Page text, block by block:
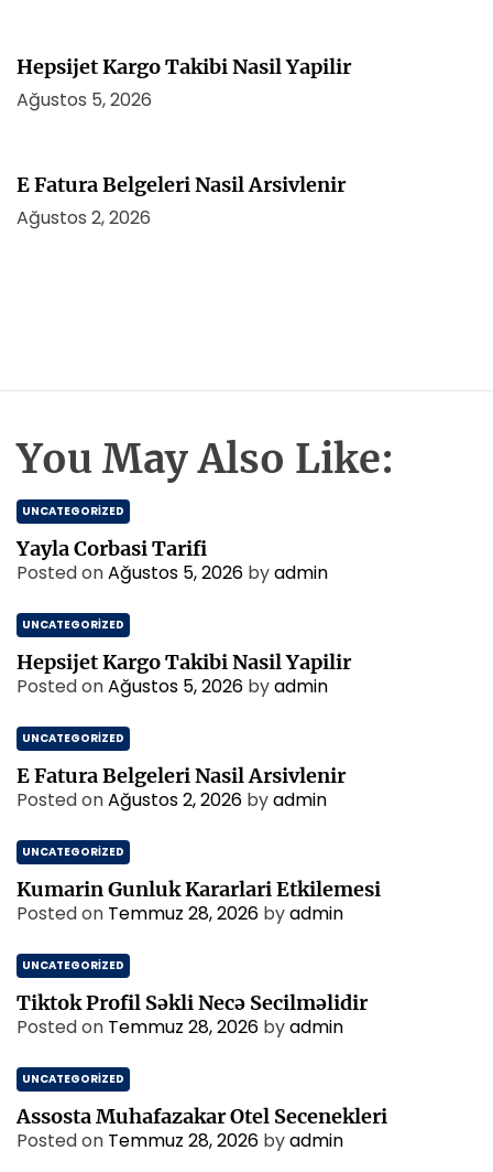
Hepsijet Kargo Takibi Nasil Yapilir
Ağustos 5, 2026
E Fatura Belgeleri Nasil Arsivlenir
Ağustos 2, 2026
You May Also Like:
UNCATEGORIZED
Yayla Corbasi Tarifi
Posted onAğustos 5, 2026 byadmin
UNCATEGORIZED
Hepsijet Kargo Takibi Nasil Yapilir
Posted onAğustos 5, 2026 byadmin
UNCATEGORIZED
E Fatura Belgeleri Nasil Arsivlenir
Posted onAğustos 2, 2026 byadmin
UNCATEGORIZED
Kumarin Gunluk Kararlari Etkilemesi
Posted on Temmuz 28, 2026 byadmin
UNCATEGORIZED
Tiktok Profil Səkli Necə Secilməlidir
Posted on Temmuz 28, 2026 byadmin
UNCATEGORIZED
Assosta Muhafazakar Otel Secenekleri
Posted on Temmuz 28, 2026 byadmin